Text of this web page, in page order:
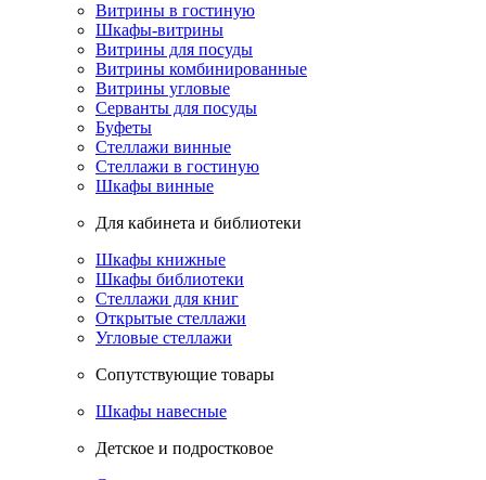
Витрины в гостиную
Шкафы-витрины
Витрины для посуды
Витрины комбинированные
Витрины угловые
Серванты для посуды
Буфеты
Стеллажи винные
Стеллажи в гостиную
Шкафы винные
Для кабинета и библиотеки
Шкафы книжные
Шкафы библиотеки
Стеллажи для книг
Открытые стеллажи
Угловые стеллажи
Сопутствующие товары
Шкафы навесные
Детское и подростковое